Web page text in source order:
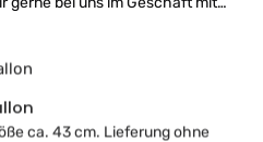
ca. 43 cm. Lieferung ohne